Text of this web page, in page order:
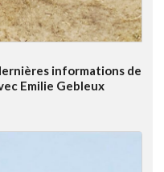
informations de
Emilie Gebleux